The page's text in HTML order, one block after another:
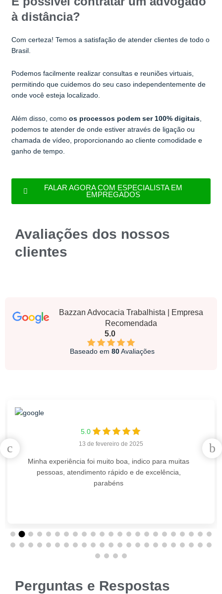
à distância?
Com certeza! Temos a satisfação de atender clientes de todo o
Brasil.
Podemos facilmente realizar consultas e reuniões virtuais,
permitindo que cuidemos do seu caso independentemente de
onde você esteja localizado.
Além disso, como os processos podem ser 100% digitais
podemos te atender de onde estiver através de ligação ou
chamada de vídeo, proporcionando ao cliente comodidade e
ganho de tempo.
FALAR AGORA COM ESPECIALISTA EM
EMPREGADOS
Avaliações dos nossos
clientes
Bazzan Advocacia Trabalhista | Empresa
Recomendada
5.0
Baseado em 80Avaliações
5.0
13 de fevereiro de 2025
Minha experiência foi muito boa, indico para muitas
pessoas, atendimento rápido e de excelência,
parabéns
Perguntas e Respostas